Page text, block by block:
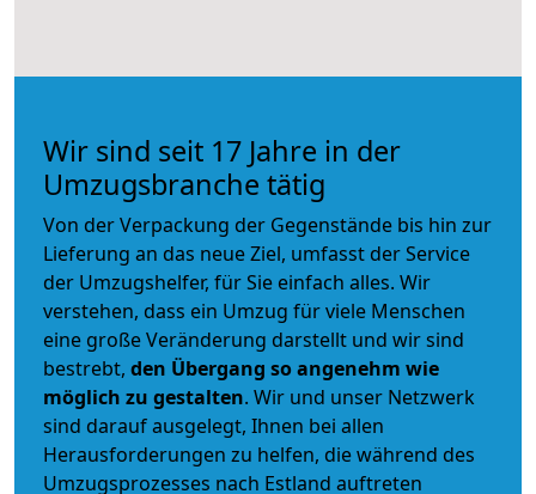
Wir sind seit 17 Jahre in der
Umzugsbranche tätig
Von der Verpackung der Gegenstände bis hin zur
Lieferung an das neue Ziel, umfasst der Service
der Umzugshelfer, für Sie einfach alles. Wir
verstehen, dass ein Umzug für viele Menschen
eine große Veränderung darstellt und wir sind
bestrebt, den Übergang so angenehm wie
möglich zu gestalten. Wir und unser Netzwerk
sind darauf ausgelegt, Ihnen bei allen
Herausforderungen zu helfen, die während des
Umzugsprozesses nach Estland auftreten